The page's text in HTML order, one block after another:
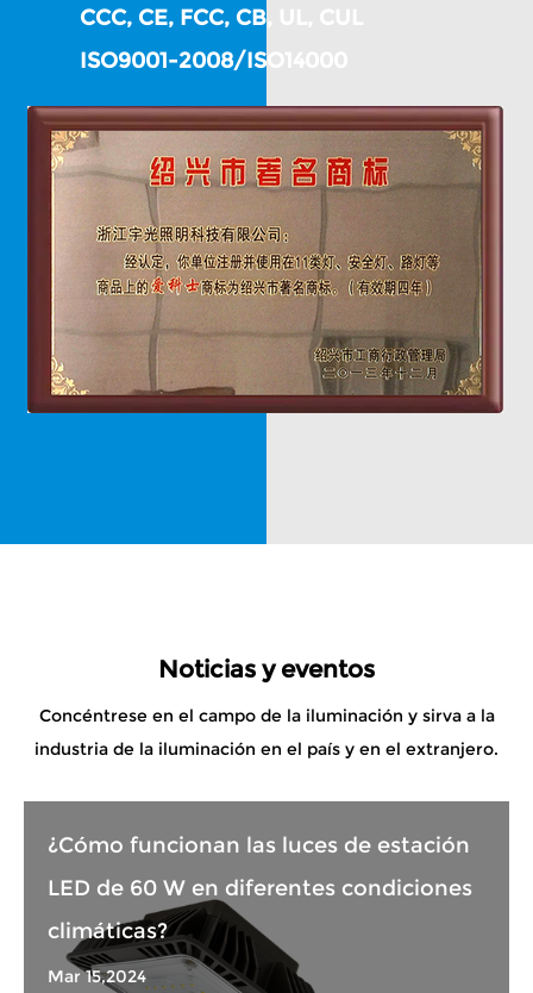
CCC, CE, FCC, CB, UL, CUL
ISO9001-2008/ISO14000
Noticias y eventos
Concéntrese en el campo de la iluminación y sirva a la
industria de la iluminación en el país y en el extranjero.
¿Cómo funcionan las luces de estación
LED de 60 W en diferentes condiciones
climáticas?
Mar 15,2024